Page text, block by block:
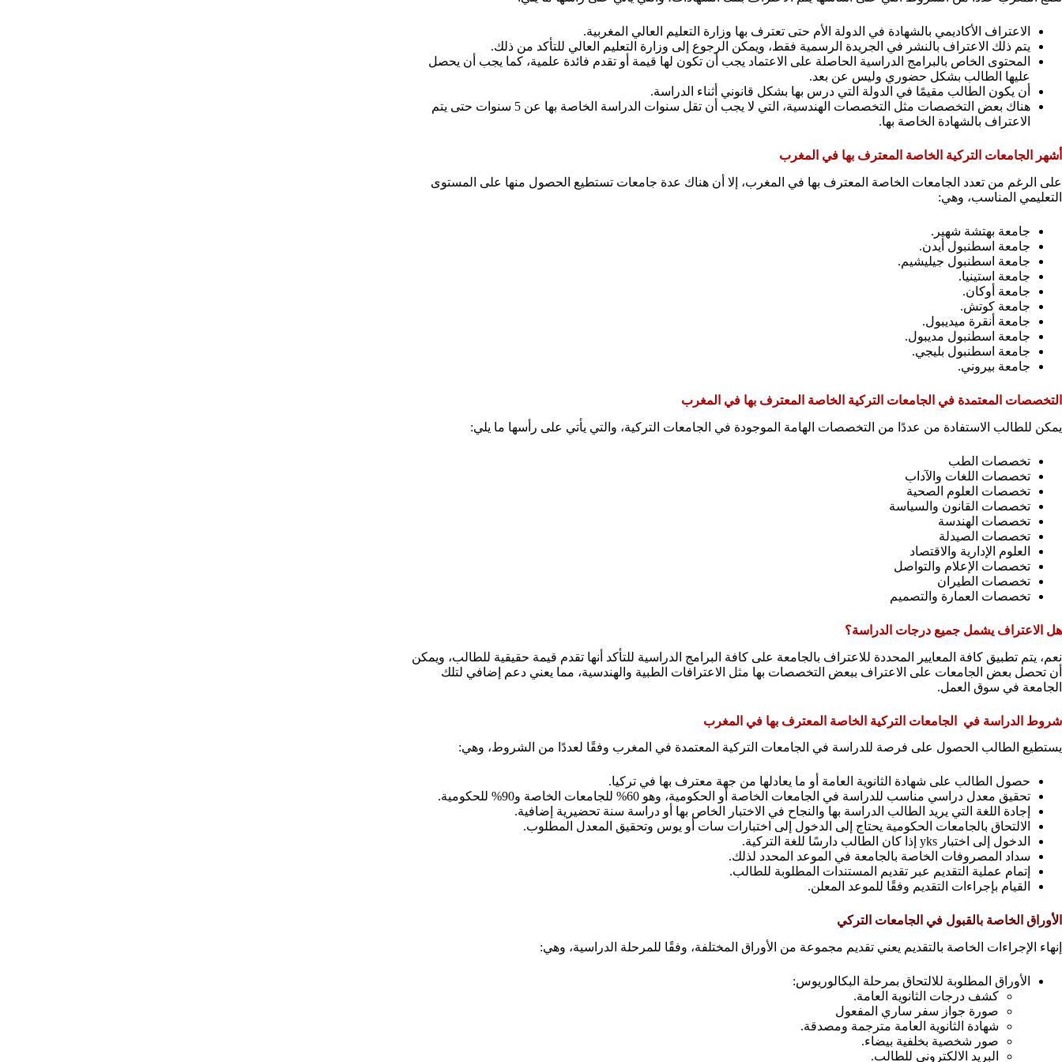
الاعتراف الأكاديمي بالشهادة في الدولة الأم حتى تعترف بها وزارة التعليم العالي المغربية.
يتم ذلك الاعتراف بالنشر في الجريدة الرسمية فقط، ويمكن الرجوع إلى وزارة التعليم العالي للتأكد من ذلك.
المحتوى الخاص بالبرامج الدراسية الحاصلة على الاعتماد يجب أن تكون لها قيمة أو تقدم فائدة علمية، كما يجب أن يحصل
عليها الطالب بشكل حضوري وليس عن بعد.
أن يكون الطالب مقيمًا في الدولة التي درس بها بشكل قانوني أثناء الدراسة.
هناك بعض التخصصات مثل التخصصات الهندسية، التي لا يجب أن تقل سنوات الدراسة الخاصة بها عن 5 سنوات حتى يتم
الاعتراف بالشهادة الخاصة بها.
أشهر الجامعات التركية الخاصة المعترف بها في المغرب
على الرغم من تعدد الجامعات الخاصة المعترف بها في المغرب، إلا أن هناك عدة جامعات تستطيع الحصول منها على المستوى
التعليمي المناسب، وهي:
جامعة بهتشة شهير.
جامعة اسطنبول أيدن.
جامعة اسطنبول جيليشيم.
جامعة استينيا.
جامعة أوكان.
جامعة كوتش.
جامعة أنقرة ميديبول.
جامعة اسطنبول مديبول.
جامعة اسطنبول بليجي.
جامعة بيروني.
التخصصات المعتمدة في الجامعات التركية الخاصة المعترف بها في المغرب
يمكن للطالب الاستفادة من عددًا من التخصصات الهامة الموجودة في الجامعات التركية، والتي يأتي على رأسها ما يلي:
تخصصات الطب
تخصصات اللغات والآداب
تخصصات العلوم الصحية
تخصصات القانون والسياسة
تخصصات الهندسة
تخصصات الصيدلة
العلوم الإدارية والاقتصاد
تخصصات الإعلام والتواصل
تخصصات الطيران
تخصصات العمارة والتصميم
هل الاعتراف يشمل جميع درجات الدراسة؟
نعم، يتم تطبيق كافة المعايير المحددة للاعتراف بالجامعة على كافة البرامج الدراسية للتأكد أنها تقدم قيمة حقيقية للطالب، ويمكن
أن تحصل بعض الجامعات على الاعتراف ببعض التخصصات بها مثل الاعترافات الطبية والهندسية، مما يعني دعم إضافي لتلك
الجامعة في سوق العمل.
شروط الدراسة في الجامعات التركية الخاصة المعترف بها في المغرب
يستطيع الطالب الحصول على فرصة للدراسة في الجامعات التركية المعتمدة في المغرب وفقًا لعددًا من الشروط، وهي:
حصول الطالب على شهادة الثانوية العامة أو ما يعادلها من جهة معترف بها في تركيا.
تحقيق معدل دراسي مناسب للدراسة في الجامعات الخاصة أو الحكومية، وهو 60% للجامعات الخاصة و90% للحكومية.
إجادة اللغة التي يريد الطالب الدراسة بها والنجاح في الاختبار الخاص بها أو دراسة سنة تحضيرية إضافية.
الالتحاق بالجامعات الحكومية يحتاج إلى الدخول إلى اختبارات سات أو يوس وتحقيق المعدل المطلوب.
الدخول إلى اختبار yks إذا كان الطالب دارسًا للغة التركية.
سداد المصروفات الخاصة بالجامعة في الموعد المحدد لذلك.
إتمام عملية التقديم عبر تقديم المستندات المطلوبة للطالب.
القيام بإجراءات التقديم وفقًا للموعد المعلن.
الأوراق الخاصة بالقبول في الجامعات التركي
إنهاء الإجراءات الخاصة بالتقديم يعني تقديم مجموعة من الأوراق المختلفة، وفقًا للمرحلة الدراسية، وهي:
الأوراق المطلوبة للالتحاق بمرحلة البكالوريوس:
كشف درجات الثانوية العامة.
صورة جواز سفر ساري المفعول
شهادة الثانوية العامة مترجمة ومصدقة.
صور شخصية بخلفية بيضاء.
البريد الالكتروني للطالب.